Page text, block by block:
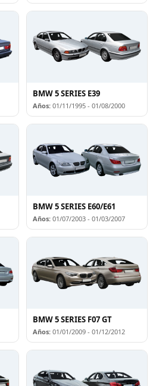
BMW 5 SERIES E39
Años: 01/11/1995 - 01/08/2000
BMW 5 SERIES E60/E61
Años: 01/07/2003 - 01/03/2007
BMW 5 SERIES F07 GT
Años: 01/01/2009 - 01/12/2012